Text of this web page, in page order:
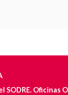
Oficinas